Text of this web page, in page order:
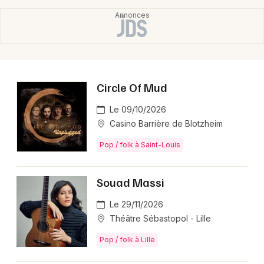
Popup! (75), le 22/11/2025.
🎶 Quoi avoir entendu pendant le concert d’Arny
rock et d’alt-folk nordique, avec les titres de son
deuxième album I Miss You, I Do (mars 2025) et de sa
version augmentée The Sjáumst Edition, pour une
atmosphère poétique et mélodique.
Circle Of Mud
Le 09/10/2026
Casino Barrière de Blotzheim
Pop / folk à Saint-Louis
Souad Massi
Le 29/11/2026
Théâtre Sébastopol - Lille
Pop / folk à Lille